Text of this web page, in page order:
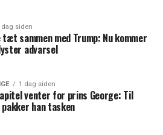
dag siden
tæt sammen med Trump: Nu kommer
advarsel
1 dag siden
venter for prins George: Til
han tasken